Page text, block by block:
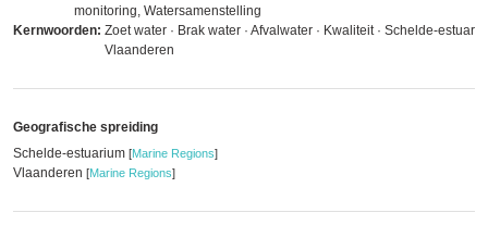
monitoring, Watersamenstelling
Kernwoorden: Zoet water · Brak water · Afvalwater · Kwaliteit · Schelde-
Vlaanderen
Geografische spreiding
Schelde-estuarium [Marine Regions]
Vlaanderen [Marine Regions]